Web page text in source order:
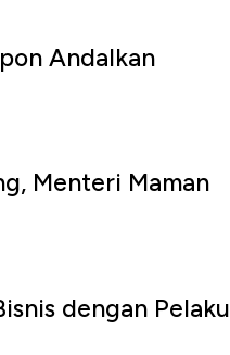
Andalkan
Menteri Maman
dengan Pelaku